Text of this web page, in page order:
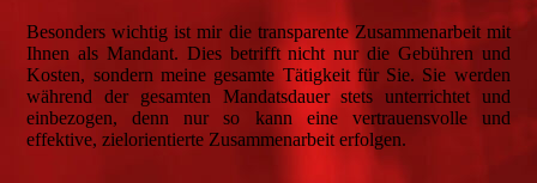
Besonders wichtig ist mir die transparente Zusammenarbeit mit
Ihnen als Mandant. Dies betrifft nicht nur die Gebühren und
Kosten, sondern meine gesamte Tätigkeit für Sie. Sie werden
während der gesamten Mandatsdauer stets unterrichtet und
einbezogen, denn nur so kann eine vertrauensvolle und
effektive, zielorientierte Zusammenarbeit erfolgen.